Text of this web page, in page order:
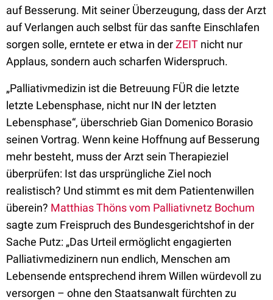
auf Besserung. Mit seiner Überzeugung, dass der Arzt
auf Verlangen auch selbst für das sanfte Einschlafen
sorgen solle, erntete er etwa in derZEIT nicht nur
Applaus, sondern auch scharfen Widerspruch.
„Palliativmedizin ist die Betreuung FÜR die letzte
letzte Lebensphase, nicht nur IN der letzten
Lebensphase“, überschrieb Gian Domenico Borasio
seinen Vortrag. Wenn keine Hoffnung auf Besserung
mehr besteht, muss der Arzt sein Therapieziel
überprüfen: Ist das ursprüngliche Ziel noch
realistisch? Und stimmt es mit dem Patientenwillen
überein? Matthias Thöns vom Palliativnetz Bochum
sagte zum Freispruch des Bundesgerichtshof in der
Sache Putz: „Das Urteil ermöglicht engagierten
Palliativmedizinern nun endlich, Menschen am
Lebensende entsprechend ihrem Willen würdevoll zu
versorgen – ohne den Staatsanwalt fürchten zu